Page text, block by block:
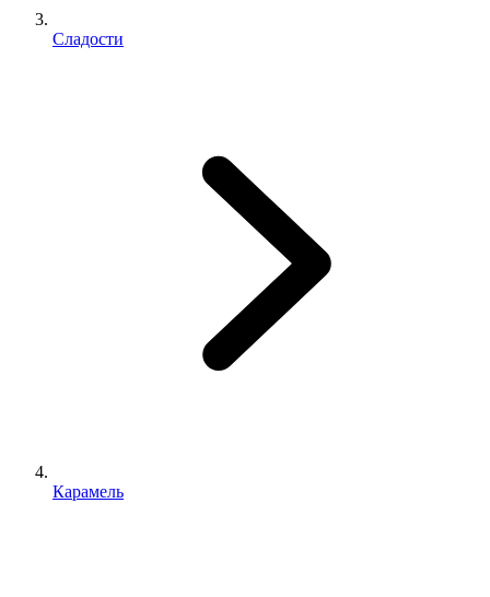
Сладости
Карамель